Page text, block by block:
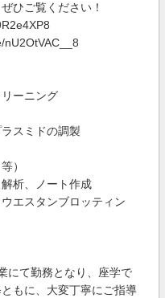
ひご覧ください！
nU2OtVAC__8
ーニング
スミドの調製
）
析、ノート作成
エスタンブロッティン
にて勤務となり、座学で
もに、大変丁寧にご指導